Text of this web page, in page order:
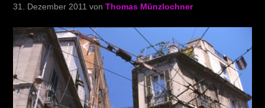
31. Dezember 2011 vonThomas Münzlochner